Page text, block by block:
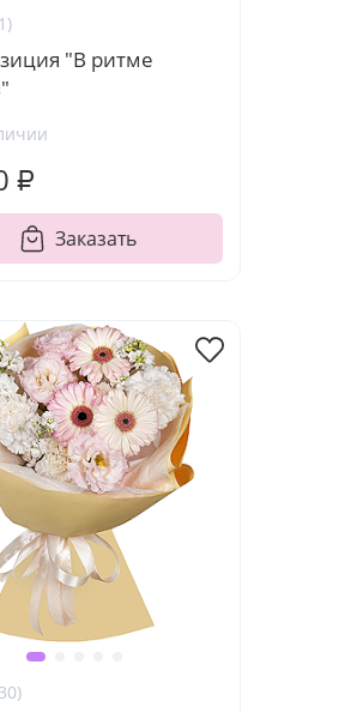
"В ритме
₽
Заказать